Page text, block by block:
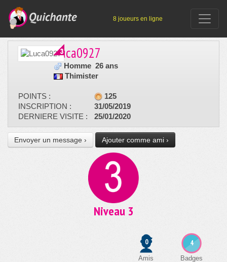
8 joueurs en ligne
Luca0927
Homme 26 ans
Thimister
POINTS :
125
INSCRIPTION :
31/05/2019
DERNIERE VISITE :
25/01/2020
Envoyer un message › Ajouter comme ami ›
Niveau 3
4
Badges
0
Amis